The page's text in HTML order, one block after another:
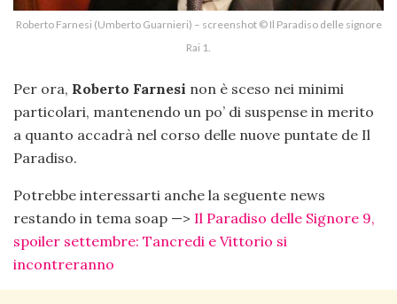
Roberto Farnesi (Umberto Guarnieri) – screenshot © Il Paradiso delle signore
Rai 1.
Per ora, Roberto Farnesi non è sceso nei minimi
particolari, mantenendo un po’ di suspense in merito
a quanto accadrà nel corso delle nuove puntate de Il
Paradiso.
Potrebbe interessarti anche la seguente news
restando in tema soap —> Il Paradiso delle Signore 9,
spoiler settembre: Tancredi e Vittorio si
incontreranno